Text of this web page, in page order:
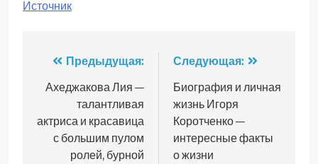
Источник
Навигация
по
записям
Предыдущая:
Ахеджакова Лия —
талантливая
актриса и красавица
с большим пулом
ролей, бурной
Следующая:
Биография и личная
жизнь Игоря
Коротченко —
интересные факты
о жизни